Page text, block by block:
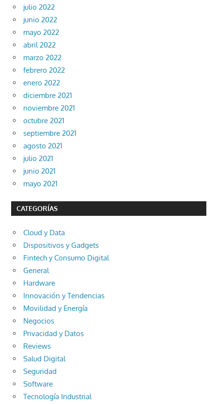
julio 2022
junio 2022
mayo 2022
abril 2022
marzo 2022
febrero 2022
enero 2022
diciembre 2021
noviembre 2021
octubre 2021
septiembre 2021
agosto 2021
julio 2021
junio 2021
mayo 2021
CATEGORÍAS
Cloud y Data
Dispositivos y Gadgets
Fintech y Consumo Digital
General
Hardware
Innovación y Tendencias
Movilidad y Energía
Negocios
Privacidad y Datos
Reviews
Salud Digital
Seguridad
Software
Tecnología Industrial